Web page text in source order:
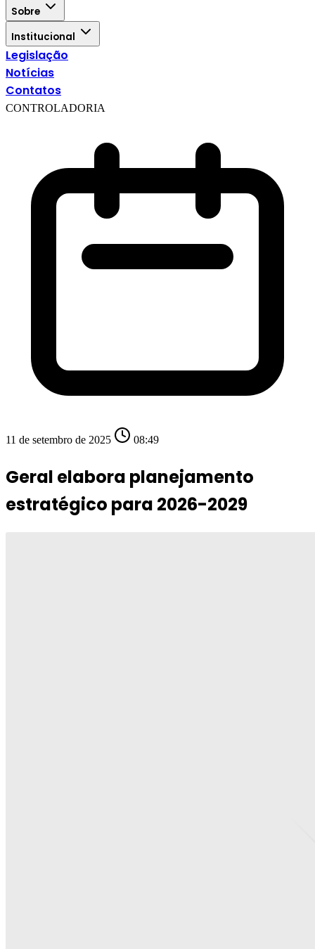
Sobre
Institucional
Legislação
Notícias
Contatos
CONTROLADORIA
11 de setembro de 2025 08:49
Geral elabora planejamento
estratégico para 2026-2029